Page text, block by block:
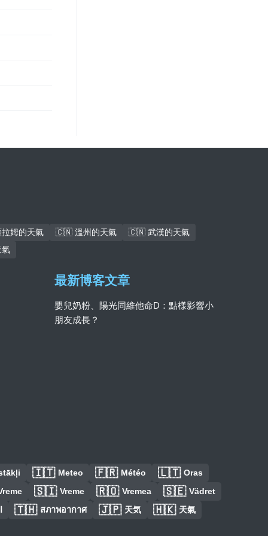
姆的天氣 🇨🇳 溫州的天氣
🇨🇳 武漢的天氣
最新博客文章
嬰兒奶粉、陽光同維他命D：點樣影響小
朋友成長？
🇮🇹 Meteo 🇫🇷 Météo 🇱🇹 Oras
🇸🇮 Vreme 🇷🇴 Vremea 🇸🇪 Vädret
🇹🇭 สภาพอากาศ 🇯🇵 天気 🇭🇰 天氣